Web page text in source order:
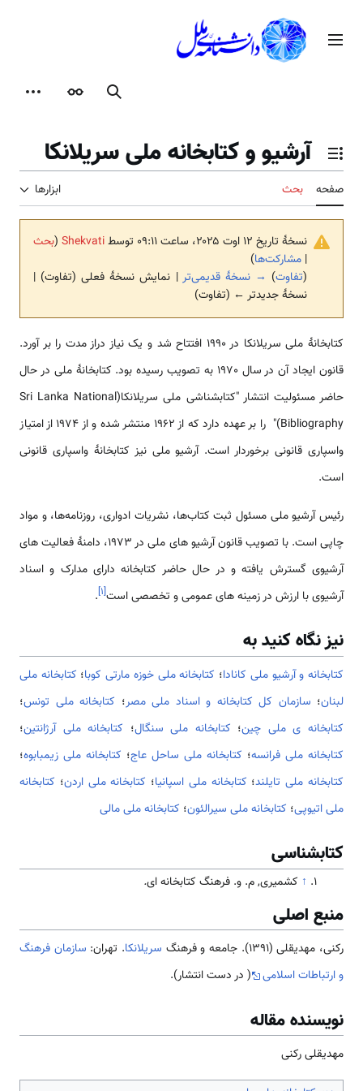
محتوامنوی اصلی
جستجوظاهر
تغییر وضعیت فهرست محتویات
آرشیو و کتابخانه ملی سریلانکا
صفحه بحث ابزارها
نسخهٔ تاریخ ‏۱۲ اوت ۲۰۲۵، ساعت ۰۹:۱۱ توسط Shekvati
(بحث
| مشارکت‌ها)
(تفاوت) → نسخهٔ قدیمی‌تر | نمایش نسخهٔ فعلی (تفاوت) |
نسخهٔ جدیدتر ← (تفاوت)
کتابخانۀ ملی سریلانکا در 1990 افتتاح شد و یک نیاز دراز مدت را بر آورد.
قانون ایجاد آن در سال 1970 به تصویب رسیده بود. کتابخانۀ ملی در حال
حاضر مسئولیت انتشار "کتابشناشی ملی سریلانکا(Sri Lanka National
Bibliography)" را بر عهده دارد که از 1962 منتشر شده و از 1974 از امتیاز
واسپاری قانونی برخوردار است. آرشیو ملی نیز کتابخانۀ واسپاری قانونی
است.
رئیس آرشیو ملی مسئول ثبت کتاب‌ها، نشریات ادواری، روزنامه‌ها، و مواد
چاپی است. با تصویب قانون آرشیو های ملی در 1973، دامنۀ فعالیت های
آرشیوی گسترش یافته و در حال حاضر کتابخانه دارای مدارک و اسناد
آرشیوی با ارزش در زمینه های عمومی و تخصصی است[۱]
.
نیز نگاه کنید به
کتابخانه و آرشیو ملی کانادا؛ کتابخانه ملی خوزه مارتی کوبا؛ كتابخانه ملی
لبنان؛ سازمان کل کتابخانه و اسناد ملی مصر؛ کتابخانه ملی تونس؛
کتابخانه ی ملی چین؛ کتابخانه ملی سنگال؛ کتابخانه ملی آرژانتین؛
کتابخانه ملی فرانسه؛ کتابخانه ملی ساحل عاج؛ کتابخانه ملی زیمبابوه؛
کتابخانه ملی تایلند؛ کتابخانه ملی اسپانیا؛ کتابخانه ملی اردن؛ کتابخانه
ملی اتیوپی؛ کتابخانه ملی سیرالئون؛ کتابخانه ملی مالی
کتابشناسی
↑ کشمیری, م. و. فرهنگ کتابخانه ای.
منبع اصلی
رکنی، مهدیقلی (1391). جامعه و فرهنگ سریلانکا. تهران: سازمان فرهنگ
و ارتباطات اسلامی
( در دست انتشار).
نویسنده مقاله
مهدیقلی رکنی